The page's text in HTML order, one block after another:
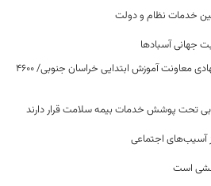
خدمات نظام و دولت
جهانی آسبادها
تقدیر مقام عالی وزارت از عملکرد جهادی معاونت آموزش ابتدایی خراسان جنوبی/ ۴۶۰۰
آسیب‌های اجتماعی
است